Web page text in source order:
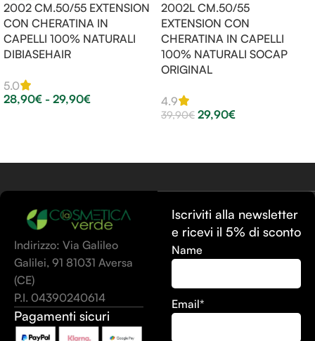
2002 CM.50/55 EXTENSION
CON CHERATINA IN
CAPELLI 100% NATURALI
DIBIASEHAIR
5.0
28,90€ - 29,90€
2002L CM.50/55
EXTENSION CON
CHERATINA IN CAPELLI
100% NATURALI SOCAP
ORIGINAL
4.9
39,90€ 29,90€
Indirizzo: Via Galileo
Galilei, 91 81031 Aversa
(CE)
P.I. 04390240614
Pagamenti sicuri
Iscriviti alla newsletter
e ricevi il 5% di sconto
Name
Email*